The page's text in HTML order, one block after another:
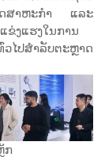
ດສາຫະກຳ ແລະ
ຂ່ງແຮງໃນການ
ໄປສຳລັບຕະຫຼາດ
ກ